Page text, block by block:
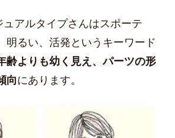
アルタイプさんはスポーテ
明るい、活発というキーワード
齢よりも幼く見え、パーツの形
向にあります。